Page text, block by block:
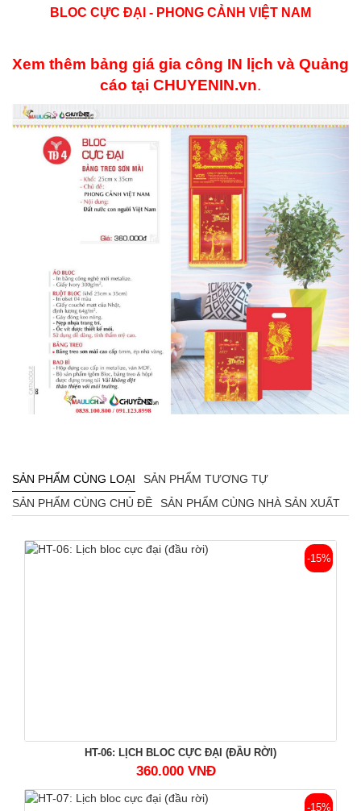
BLOC CỰC ĐẠI - PHONG CẢNH VIỆT NAM
Xem thêm bảng giá gia công IN lịch và Quảng
cáo tại CHUYENIN.vn.
SẢN PHẨM CÙNG LOẠI
SẢN PHẨM TƯƠNG TỰ
SẢN PHẨM CÙNG CHỦ ĐỀ
SẢN PHẨM CÙNG NHÀ SẢN XUẤT
-15%
HT-06: LỊCH BLOC CỰC ĐẠI (ĐẦU RỜI)
360.000 VNĐ
-15%